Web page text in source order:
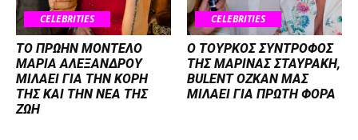
CELEBRITIES
ΤΟ ΠΡΩΗΝ ΜΟΝΤΕΛΟ
ΜΑΡΙΑ ΑΛΕΞΑΝΔΡΟΥ
ΜΙΛΑΕΙ ΓΙΑ ΤΗΝ ΚΟΡΗ
ΤΗΣ ΚΑΙ ΤΗΝ ΝΕΑ ΤΗΣ
ΖΩΗ
CELEBRITIES
Ο ΤΟΥΡΚΟΣ ΣΥΝΤΡΟΦΟΣ
ΤΗΣ ΜΑΡΙΝΑΣ ΣΤΑΥΡΑΚΗ,
BULENT OZKAN ΜΑΣ
ΜΙΛΑΕΙ ΓΙΑ ΠΡΩΤΗ ΦΟΡΑ